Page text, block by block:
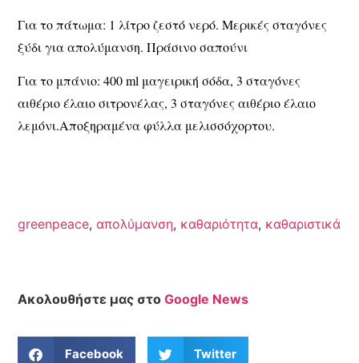
Για το πάτωμα: 1 λίτρο ζεστό νερό. Μερικές σταγόνες
ξύδι για απολύμανση. Πράσινο σαπούνι
Για το μπάνιο: 400 ml μαγειρική σόδα, 3 σταγόνες
αιθέριο έλαιο σιτρονέλας, 3 σταγόνες αιθέριο έλαιο
λεμόνι.Αποξηραμένα φύλλα μελισσόχορτου.
greenpeace,απολύμανση, καθαριότητα, καθαριστικά
Ακολουθήστε μας στοGoogle News
Facebook Twitter